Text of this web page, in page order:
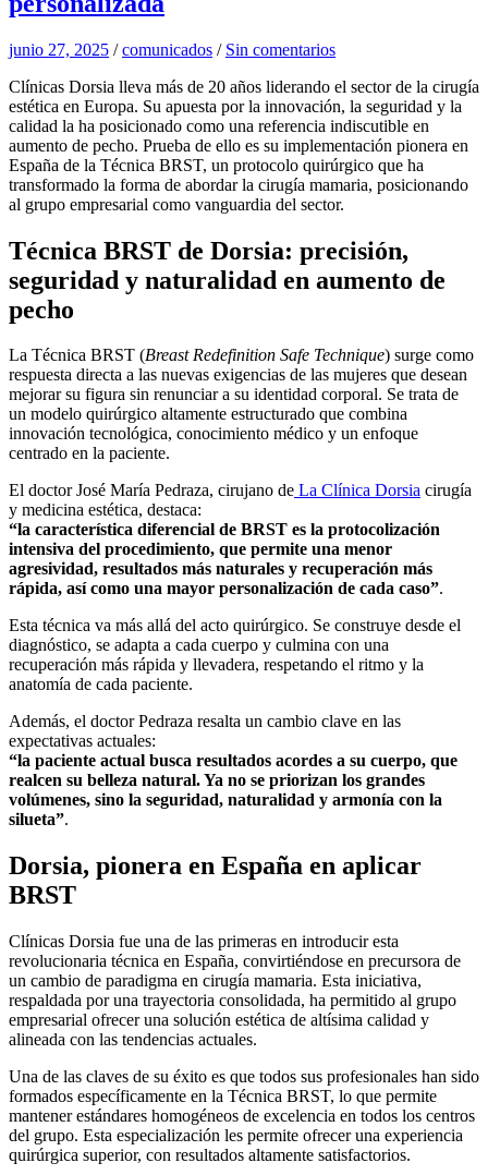
junio 27, 2025 /comunicados / Sin comentarios
Clínicas Dorsia lleva más de 20 años liderando el sector de la cirugía
estética en Europa. Su apuesta por la innovación, la seguridad y la
calidad la ha posicionado como una referencia indiscutible en
aumento de pecho. Prueba de ello es su implementación pionera en
España de la Técnica BRST, un protocolo quirúrgico que ha
transformado la forma de abordar la cirugía mamaria, posicionando
al grupo empresarial como vanguardia del sector.
Técnica BRST de Dorsia: precisión,
seguridad y naturalidad en aumento de
pecho
La Técnica BRST (Breast Redefinition Safe Technique) surge como
respuesta directa a las nuevas exigencias de las mujeres que desean
mejorar su figura sin renunciar a su identidad corporal. Se trata de
un modelo quirúrgico altamente estructurado que combina
innovación tecnológica, conocimiento médico y un enfoque
centrado en la paciente.
El doctor José María Pedraza, cirujano de La Clínica Dorsia cirugía
y medicina estética, destaca:
“la característica diferencial de BRST es la protocolización
intensiva del procedimiento, que permite una menor
agresividad, resultados más naturales y recuperación más
rápida, así como una mayor personalización de cada caso”.
Esta técnica va más allá del acto quirúrgico. Se construye desde el
diagnóstico, se adapta a cada cuerpo y culmina con una
recuperación más rápida y llevadera, respetando el ritmo y la
anatomía de cada paciente.
Además, el doctor Pedraza resalta un cambio clave en las
expectativas actuales:
“la paciente actual busca resultados acordes a su cuerpo, que
realcen su belleza natural. Ya no se priorizan los grandes
volúmenes, sino la seguridad, naturalidad y armonía con la
silueta”.
Dorsia, pionera en España en aplicar
BRST
Clínicas Dorsia fue una de las primeras en introducir esta
revolucionaria técnica en España, convirtiéndose en precursora de
un cambio de paradigma en cirugía mamaria. Esta iniciativa,
respaldada por una trayectoria consolidada, ha permitido al grupo
empresarial ofrecer una solución estética de altísima calidad y
alineada con las tendencias actuales.
Una de las claves de su éxito es que todos sus profesionales han sido
formados específicamente en la Técnica BRST, lo que permite
mantener estándares homogéneos de excelencia en todos los centros
del grupo. Esta especialización les permite ofrecer una experiencia
quirúrgica superior, con resultados altamente satisfactorios.